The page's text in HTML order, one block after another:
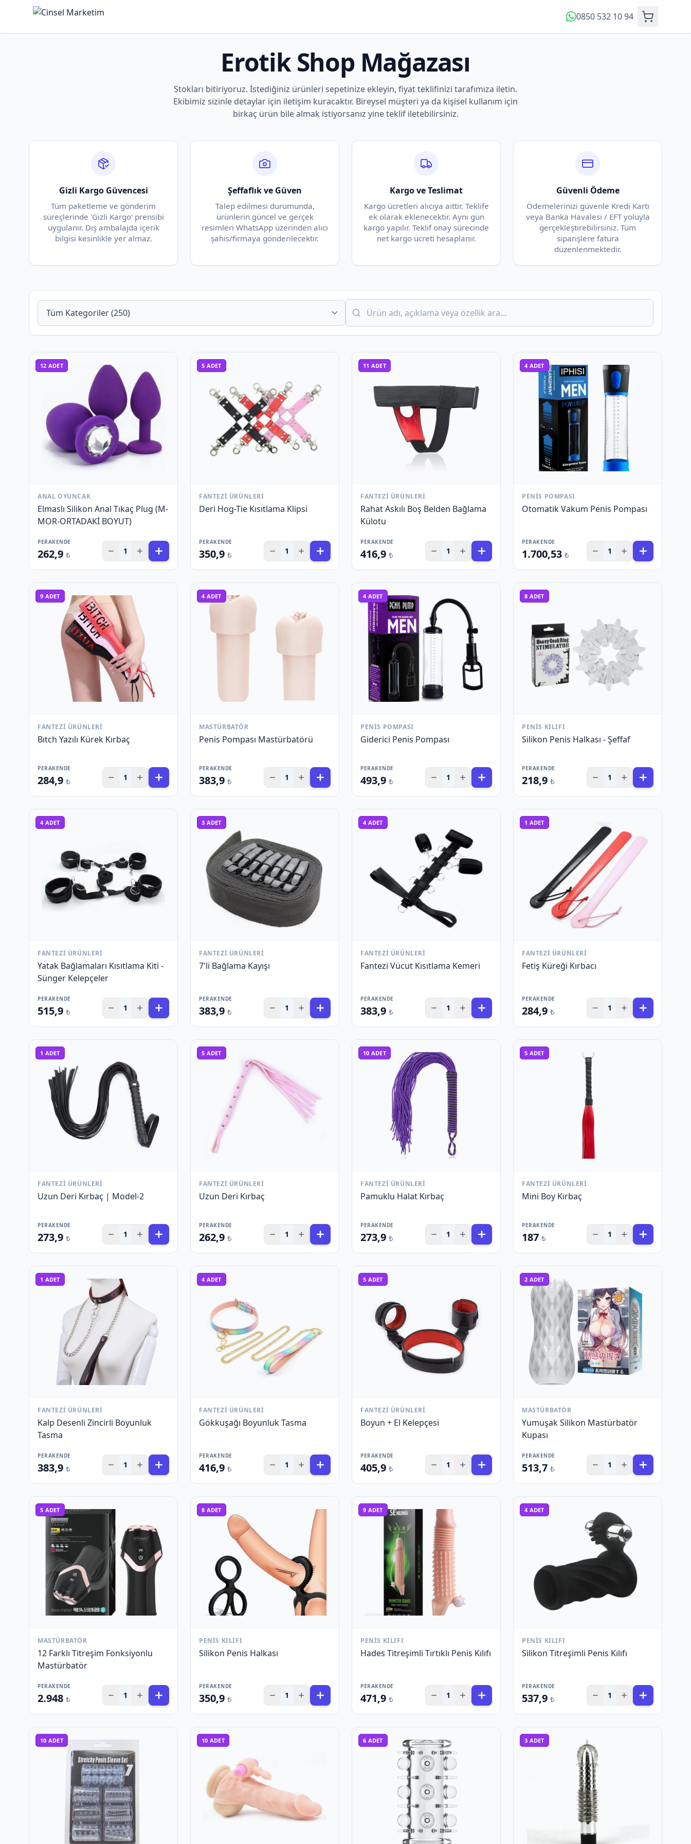
0850 532 10 94
Erotik Shop Mağazası
Stokları bitiriyoruz. İstediğiniz ürünleri sepetinize ekleyin, fiyat teklifinizi tarafımıza iletin.
Ekibimiz sizinle detaylar için iletişim kuracaktır. Bireysel müşteri ya da kişisel kullanım için
birkaç ürün bile almak istiyorsanız yine teklif iletebilirsiniz.
Gizli Kargo Güvencesi
Tüm paketleme ve gönderim
süreçlerinde 'Gizli Kargo' prensibi
uygulanır. Dış ambalajda içerik
bilgisi kesinlikle yer almaz.
Şeffaflık ve Güven
Talep edilmesi durumunda,
ürünlerin güncel ve gerçek
resimleri WhatsApp üzerinden alıcı
şahıs/firmaya gönderilecektir.
Kargo ve Teslimat
Kargo ücretleri alıcıya aittir. Teklife
ek olarak eklenecektir. Aynı gün
kargo yapılır. Teklif onay sürecinde
net kargo ücreti hesaplanır.
Güvenli Ödeme
Ödemelerinizi güvenle Kredi Kartı
veya Banka Havalesi / EFT yoluyla
gerçekleştirebilirsiniz. Tüm
siparişlere fatura
düzenlenmektedir.
12 ADET
ANAL OYUNCAK
Elmaslı Silikon Anal Tıkaç Plug (M-
MOR-ORTADAKİ BOYUT)
PERAKENDE
262,9 ₺ 1
5 ADET
FANTEZI ÜRÜNLERI
Deri Hog-Tie Kısıtlama Klipsi
PERAKENDE
350,9 ₺ 1
11 ADET
FANTEZI ÜRÜNLERI
Rahat Askılı Boş Belden Bağlama
Külotu
PERAKENDE
416,9 ₺ 1
4 ADET
PENIS POMPASI
Otomatik Vakum Penis Pompası
PERAKENDE
1.700,53 ₺ 1
9 ADET
FANTEZI ÜRÜNLERI
Bıtch Yazılı Kürek Kırbaç
PERAKENDE
284,9 ₺ 1
4 ADET
MASTÜRBATÖR
Penis Pompası Mastürbatörü
PERAKENDE
383,9 ₺ 1
4 ADET
PENIS POMPASI
Giderici Penis Pompası
PERAKENDE
493,9 ₺ 1
8 ADET
PENIS KILIFI
Silikon Penis Halkası - Şeffaf
PERAKENDE
218,9 ₺ 1
4 ADET
FANTEZI ÜRÜNLERI
Yatak Bağlamaları Kısıtlama Kiti -
Sünger Kelepçeler
PERAKENDE
515,9 ₺ 1
3 ADET
FANTEZI ÜRÜNLERI
7'li Bağlama Kayışı
PERAKENDE
383,9 ₺ 1
4 ADET
FANTEZI ÜRÜNLERI
Fantezi Vücut Kısıtlama Kemeri
PERAKENDE
383,9 ₺ 1
1 ADET
FANTEZI ÜRÜNLERI
Fetiş Küreği Kırbacı
PERAKENDE
284,9 ₺ 1
1 ADET
FANTEZI ÜRÜNLERI
Uzun Deri Kırbaç | Model-2
PERAKENDE
273,9 ₺ 1
5 ADET
FANTEZI ÜRÜNLERI
Uzun Deri Kırbaç
PERAKENDE
262,9 ₺ 1
10 ADET
FANTEZI ÜRÜNLERI
Pamuklu Halat Kırbaç
PERAKENDE
273,9 ₺ 1
5 ADET
FANTEZI ÜRÜNLERI
Mini Boy Kırbaç
PERAKENDE
187 ₺ 1
1 ADET
FANTEZI ÜRÜNLERI
Kalp Desenli Zincirli Boyunluk
Tasma
PERAKENDE
383,9 ₺ 1
4 ADET
FANTEZI ÜRÜNLERI
Gökkuşağı Boyunluk Tasma
PERAKENDE
416,9 ₺ 1
5 ADET
FANTEZI ÜRÜNLERI
Boyun + El Kelepçesi
PERAKENDE
405,9 ₺ 1
2 ADET
MASTÜRBATÖR
Yumuşak Silikon Mastürbatör
Kupası
PERAKENDE
513,7 ₺ 1
5 ADET
MASTÜRBATÖR
12 Farklı Titreşim Fonksiyonlu
Mastürbatör
PERAKENDE
2.948 ₺ 1
8 ADET
PENIS KILIFI
Silikon Penis Halkası
PERAKENDE
350,9 ₺ 1
9 ADET
PENIS KILIFI
Hades Titreşimli Tırtıklı Penis Kılıfı
PERAKENDE
471,9 ₺ 1
4 ADET
PENIS KILIFI
Silikon Titreşimli Penis Kılıfı
PERAKENDE
537,9 ₺ 1
10 ADET 10 ADET 6 ADET 3 ADET